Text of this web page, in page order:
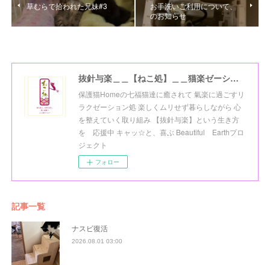
草むらで拾われた兄妹#3
お手洗いご利用について、
のお知らせ
抜針与楽＿＿【ねこ処】＿＿猫楽ゼーションHome☆
保護猫Homeの七福猫達に癒されて 氣楽に過ごすリ
ラクゼーション処 楽しくムリせず暮らしながら 心
を整えていく取り組み 【抜針与楽】という生き方
を 応援中 キャッ☆と、喜ぶ Beautiful Earthプロ
ジェクト
フォロー
記事一覧
ナスビ復活
2026.08.01 03:00